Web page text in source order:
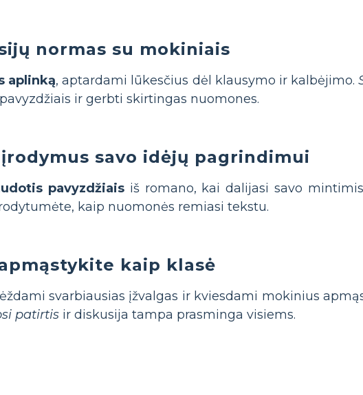
normas su mokiniais
aplinką, aptardami lūkesčius dėl klausymo ir kalbėjimo.
ir gerbti skirtingas nuomones.
savo idėjų pagrindimui
pavyzdžiaisiš romano, kai dalijasi savo
kaip nuomonės remiasi tekstu.
kaip klasė
svarbiausias įžvalgas ir kviesdami mokinius
patirtis ir diskusija tampa prasminga visiems.